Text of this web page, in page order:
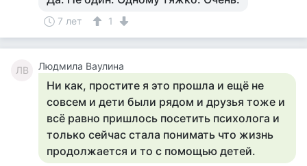
7 лет 1
ЛВ Людмила Ваулина
Ни как, простите я это прошла и ещё не
совсем и дети были рядом и друзья тоже и
всё равно пришлось посетить психолога и
только сейчас стала понимать что жизнь
продолжается и то с помощью детей.